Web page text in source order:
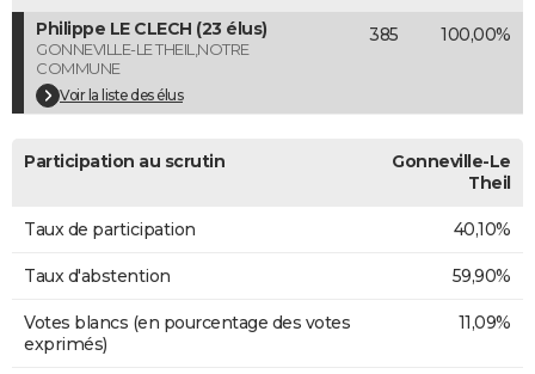
COPAINS D'AVANT
S'inscrire
Se connecter
Lycées
Collèges
Primaires
Universités
Entreprises
Service militaire
Avis de recherche
AVIS DE DÉCÈS
FORUM
Bricolage
Lifestyle
Culture
Sport
Auto
Television
Voyage
Cinema
Philippe LE CLECH (23 élus)
GONNEVILLE-LE THEIL,NOTRE
COMMUNE
Voir la liste des élus
385 100,00%
Participation au scrutin
Gonneville-Le
Theil
Taux de participation 40,10%
Taux d'abstention 59,90%
Votes blancs (en pourcentage des votes
exprimés)
11,09%